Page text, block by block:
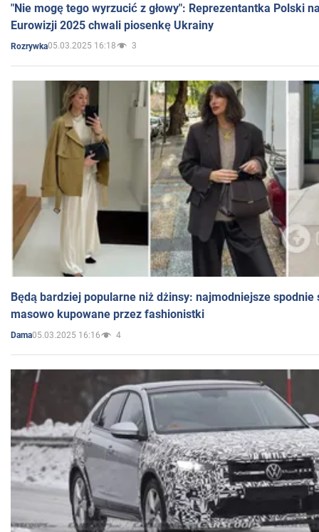
"Nie mogę tego wyrzucić z głowy": Reprezentantka Polski
Eurowizji 2025 chwali piosenkę Ukrainy
Rozrywka05.03.2025 16:18 3
Będą bardziej popularne niż dżinsy: najmodniejsze spodnie
masowo kupowane przez fashionistki
Dama05.03.2025 16:16 4